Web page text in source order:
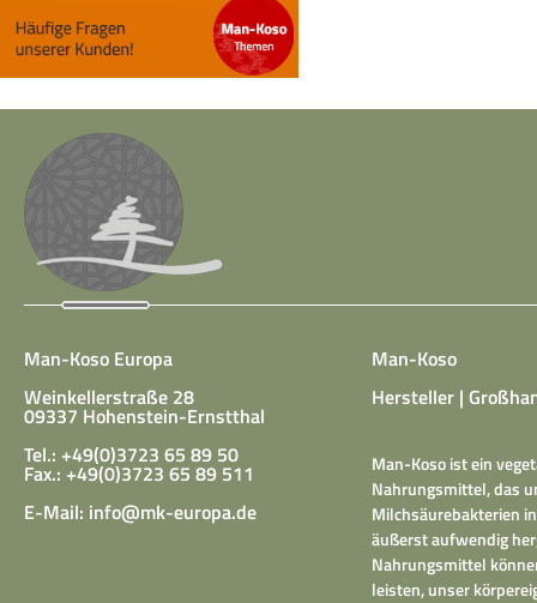
Man-Koso Europa
Weinkellerstraße 28
09337 Hohenstein-Ernstthal
Tel.: +49(0)3723 65 89 50
Fax.: +49(0)3723 65 89 511
E-Mail: info@mk-europa.de
Man-Koso
Hersteller |
Man-Koso ist ein
Nahrungsmittel, das
Milchsäurebakterien
äußerst aufwendig
Nahrungsmittel
leisten, unser